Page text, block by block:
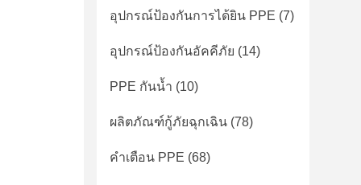
อุปกรณ์ป้องกันการได้ยิน PPE (7)
อุปกรณ์ป้องกันอัคคีภัย (14)
PPE กันน้ำ (10)
ผลิตภัณฑ์กู้ภัยฉุกเฉิน (78)
คำเตือน PPE (68)